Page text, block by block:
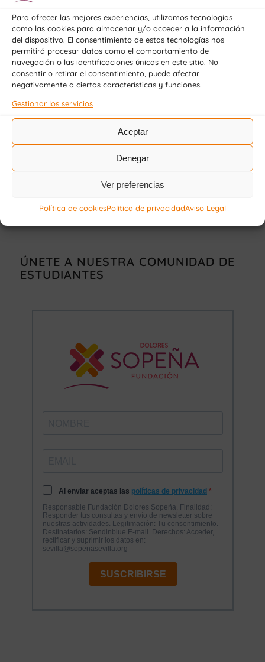
Para ofrecer las mejores experiencias, utilizamos tecnologías
como las cookies para almacenar y/o acceder a la información
del dispositivo. El consentimiento de estas tecnologías nos
permitirá procesar datos como el comportamiento de
navegación o las identificaciones únicas en este sitio. No
consentir o retirar el consentimiento, puede afectar
negativamente a ciertas características y funciones.
Gestionar los servicios
Aceptar
Denegar
Ver preferencias
Política de cookiesPolítica de privacidadAviso Legal
Compartir esta entrada
ENCONTRAR INFORMACIÓN
ÚNETE A NUESTRA COMUNIDAD DE
ESTUDIANTES